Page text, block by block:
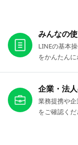
みんなの
LINEの基本
をかんたんに
企業・法
業務提携や
をご確認くだ